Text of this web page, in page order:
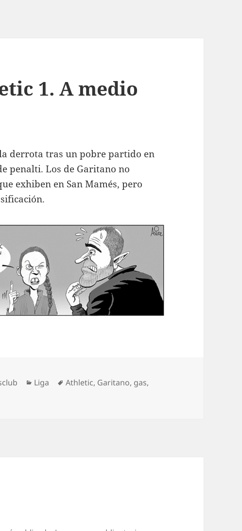
1. A medio
derrota tras un pobre partido en
penalti. Los de Garitano no
exhiben en San Mamés, pero
Categorías
Liga Etiquetas
Athletic, Garitano, gas,